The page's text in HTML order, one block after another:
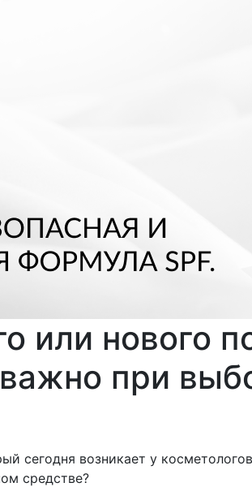
или нового
при
сегодня возникает у
средстве?